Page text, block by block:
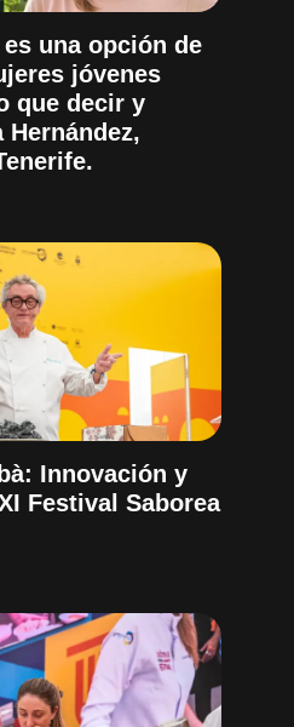
una opción de
jóvenes
que decir y
Hernández,
Innovación y
Festival Saborea